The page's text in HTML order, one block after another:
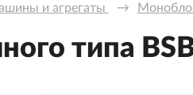
и агрегаты →
типа